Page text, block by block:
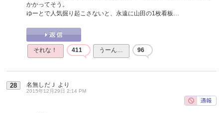
かかってそう。
ゆーとで人気掘り起こさないと、永遠に山田の1枚看板…
それな！ 411 うーん… 96
28 名無しだＪ より
2015年12月29日 2:14 PM